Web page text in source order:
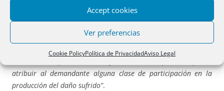
Accept cookies
Ver preferencias
Cookie PolicyPolítica de PrivacidadAviso Legal
en virtud del incumplimiento de sus propias y específicas
codemandados, por lo que no concurren vínculos de
solidaridad en la génesis del daño, sin perjuicio, en su caso, de
atribuir al demandante alguna clase de participación en la
producción del daño sufrido”.